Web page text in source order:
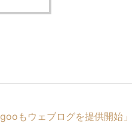
もウェブログを提供開始」